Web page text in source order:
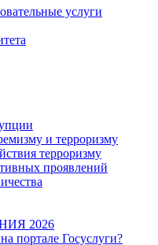
услуги
и терроризму
терроризму
проявлений
2026
портале Госуслуги?